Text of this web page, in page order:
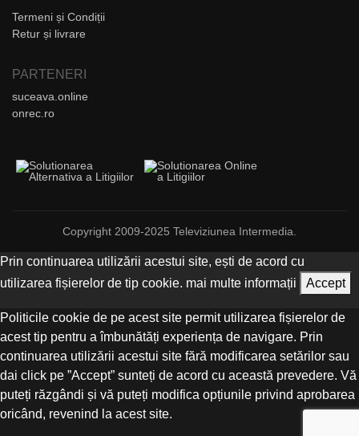
Termeni și Condiții
Retur și livrare
PARTENERI
suceava.online
onrec.ro
Copyright 2009-2025 Televiziunea Intermedia.
Prin continuarea utilizării acestui site, ești de acord cu
utilizarea fișierelor de tip cookie. mai multe informații Accept
Politicile cookie de pe acest site permit utilizarea fișierelor de
acest tip pentru a îmbunătăți experiența de navigare. Prin
continuarea utilizării acestui site fără modificarea setărilor sau
dai click pe ”Accept” sunteți de acord cu această prevedere. Vă
puteți răzgândi și vă puteți modifica opțiunile privind aprobarea
oricând, revenind la acest site.